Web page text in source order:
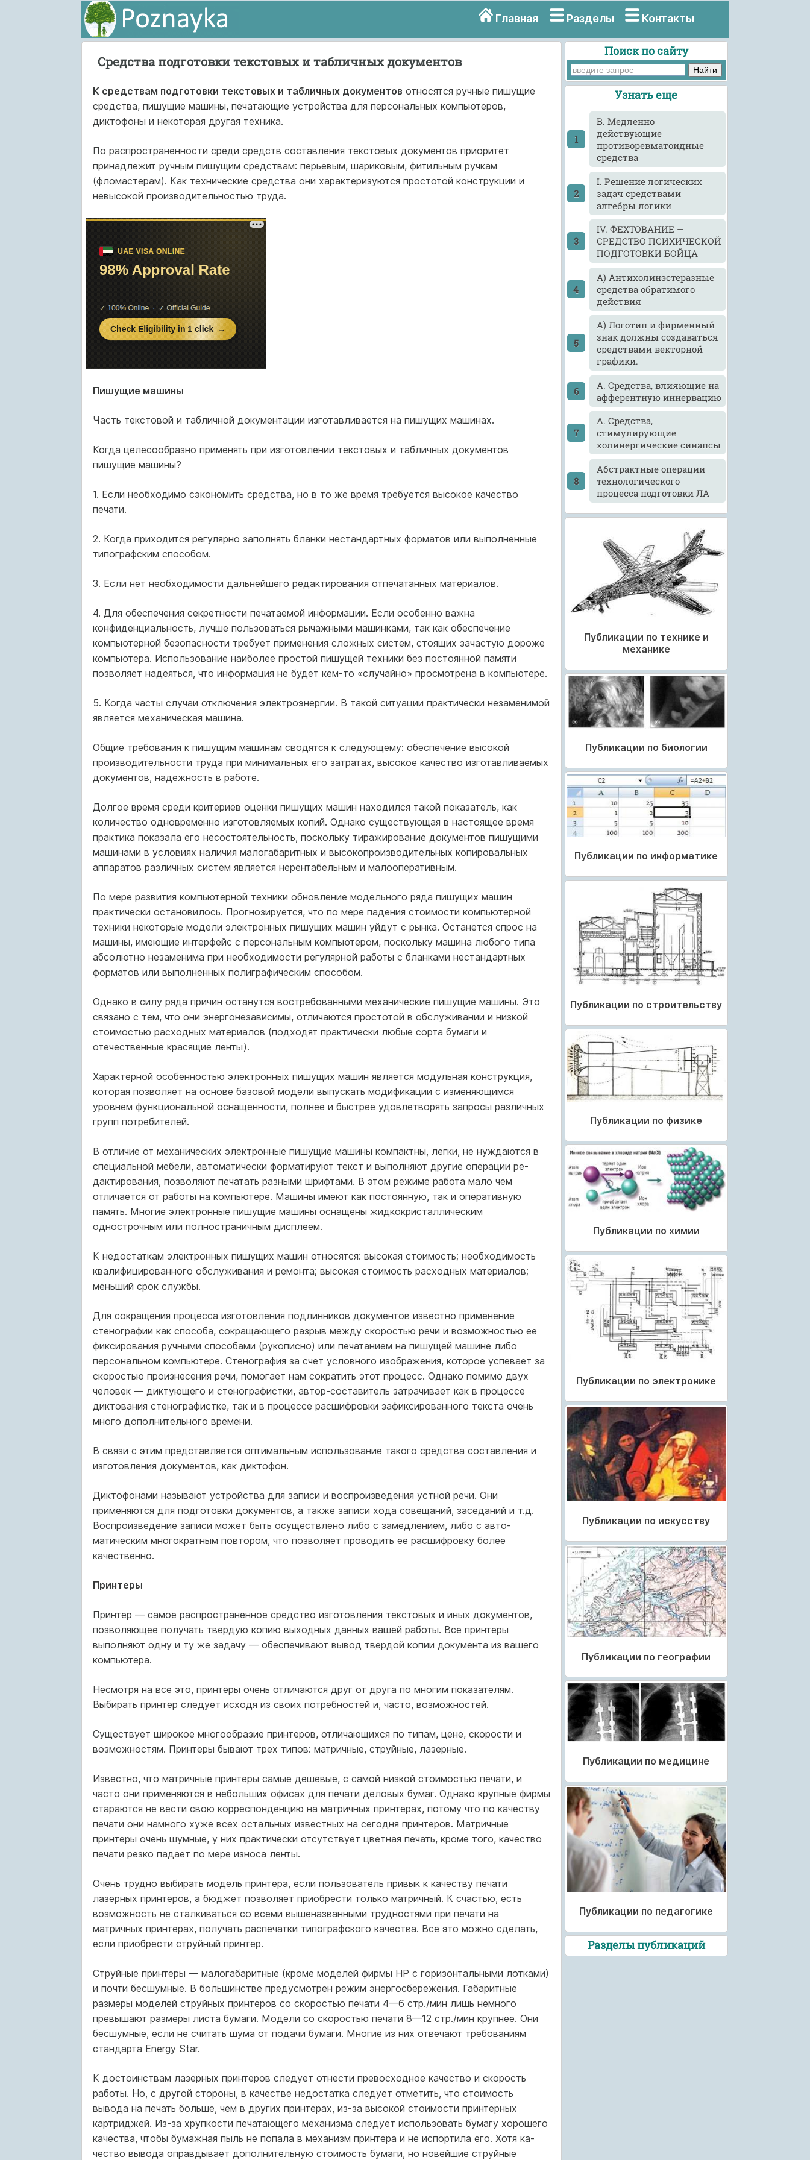
Главная Разделы Контакты
Средства подготовки текстовых и табличных документов
К средствам подготовки текстовых и табличных документов относятся ручные пишущие
средства, пишущие машины, печата­ющие устройства для персональных компьютеров,
диктофоны и некоторая другая техника.
По распространенности среди средств составления текстовых документов приоритет
принадлежит ручным пишущим средст­вам: перьевым, шариковым, фитильным ручкам
(фломастерам). Как технические средства они характеризуются простотой конст­рукции и
невысокой производительностью труда.
Пишущие машины
Часть текстовой и табличной документации изготавливается на пишущих машинах.
Когда целесообразно применять при изготовлении текстовых и табличных документов
пишущие машины?
1. Если необходимо сэкономить средства, но в то же время тре­буется высокое качество
печати.
2. Когда приходится регулярно заполнять бланки нестандарт­ных форматов или выполненные
типографским способом.
3. Если нет необходимости дальнейшего редактирования отпе­чатанных материалов.
4. Для обеспечения секретности печатаемой информации. Если особенно важна
конфиденциальность, лучше пользоваться ры­чажными машинками, так как обеспечение
компьютерной безопас­ности требует применения сложных систем, стоящих зачастую до­роже
компьютера. Использование наиболее простой пишущей тех­ники без постоянной памяти
позволяет надеяться, что информация не будет кем-то «случайно» просмотрена в компьютере.
5. Когда часты случаи отключения электроэнергии. В такой си­туации практически незаменимой
является механическая машина.
Общие требования к пишущим машинам сводятся к следующе­му: обеспечение высокой
производительности труда при мини­мальных его затратах, высокое качество изготавливаемых
доку­ментов, надежность в работе.
Долгое время среди критериев оценки пишущих машин нахо­дился такой показатель, как
количество одновременно изготовляе­мых копий. Однако существующая в настоящее время
практика показала его несостоятельность, поскольку тиражирование доку­ментов пишущими
машинами в условиях наличия малогабаритных и высокопроизводительных копировальных
аппаратов раз­личных систем является нерентабельным и малооперативным.
По мере развития компьютерной техники обновление модель­ного ряда пишущих машин
практически остановилось. Прогнози­руется, что по мере падения стоимости компьютерной
техники не­которые модели электронных пишущих машин уйдут с рынка. Останется спрос на
машины, имеющие интерфейс с персональным компьютером, поскольку машина любого типа
абсолютно незаме­нима при необходимости регулярной работы с бланками нестан­дартных
форматов или выполненных полиграфическим способом.
Однако в силу ряда причин останутся востребованными меха­нические пишущие машины. Это
связано с тем, что они энергонеза­висимы, отличаются простотой в обслуживании и низкой
стоимо­стью расходных материалов (подходят практически любые сорта бумаги и
отечественные красящие ленты).
Характерной особенностью электронных пишущих машин яв­ляется модульная конструкция,
которая позволяет на основе базо­вой модели выпускать модификации с изменяющимся
уровнем функциональной оснащенности, полнее и быстрее удовлетворять запросы различных
групп потребителей.
В отличие от механических электронные пишущие машины компактны, легки, не нуждаются в
специальной мебели, авто­матически форматируют текст и выполняют другие операции ре­
дактирования, позволяют печатать разными шрифтами. В этом ре­жиме работа мало чем
отличается от работы на компьютере. Ма­шины имеют как постоянную, так и оперативную
память. Многие электронные пишущие машины оснащены жидкокристалличе­ским
однострочным или полностраничным дисплеем.
К недостаткам электронных пишущих машин относятся: высо­кая стоимость; необходимость
квалифицированного обслуживания и ремонта; высокая стоимость расходных материалов;
меньший срок службы.
Для сокращения процесса изготовления подлинников докумен­тов известно применение
стенографии как способа, сокращающего разрыв между скоростью речи и возможностью ее
фиксирования ручными способами (рукописно) или печатанием на пишущей ма­шине либо
персональном компьютере. Стенография за счет услов­ного изображения, которое успевает за
скоростью произнесения речи, помогает нам сократить этот процесс. Однако помимо двух
человек — диктующего и стенографистки, автор-составитель за­трачивает как в процессе
диктования стенографистке, так и в про­цессе расшифровки зафиксированного текста очень
много допол­нительного времени.
В связи с этим представляется оптимальным использование тако­го средства составления и
изготовления документов, как диктофон.
Диктофонами называют устройства для записи и воспроизведе­ния устной речи. Они
применяются для подготовки документов, а также записи хода совещаний, заседаний и т.д.
Воспроизведение записи может быть осуществлено либо с замедлением, либо с авто­
матическим многократным повтором, что позволяет проводить ее расшифровку более
качественно.
Принтеры
Принтер — самое распространенное средство изготовления текстовых и иных документов,
позволяющее получать твердую ко­пию выходных данных вашей работы. Все принтеры
выполняют одну и ту же задачу — обеспечивают вывод твердой копии доку­мента из вашего
компьютера.
Несмотря на все это, принтеры очень отличаются друг от друга по многим показателям.
Выбирать принтер следует исходя из сво­их потребностей и, часто, возможностей.
Существует широкое многообразие принтеров, отличающихся по типам, цене, скорости и
возможностям. Принтеры бывают трех типов: матричные, струйные, лазерные.
Известно, что матричные принтеры самые дешевые, с самой низкой стоимостью печати, и
часто они применяются в небольших офисах для печати деловых бумаг. Однако крупные фирмы
стара­ются не вести свою корреспонденцию на матричных принтерах, потому что по качеству
печати они намного хуже всех остальных известных на сегодня принтеров. Матричные
принтеры очень шумные, у них практически отсутствует цветная печать, кроме того, качество
печати резко падает по мере износа ленты.
Очень трудно выбирать модель принтера, если пользователь привык к качеству печати
лазерных принтеров, а бюджет позволя­ет приобрести только матричный. К счастью, есть
возможность не сталкиваться со всеми вышеназванными трудностями при печати на
матричных принтерах, получать распечатки типографского ка­чества. Все это можно сделать,
если приобрести струйный принтер.
Струйные принтеры — малогабаритные (кроме моделей фирмы HP с горизонтальными лотками)
и почти бесшумные. В большинстве предусмотрен режим энергосбережения. Габаритные
размеры мо­делей струйных принтеров со скоростью печати 4—6 стр./мин лишь немного
превышают размеры листа бумаги. Модели со скоростью печати 8—12 стр./мин крупнее. Они
бесшумные, если не считать шума от подачи бумаги. Многие из них отвечают требованиям
стандарта Energy Star.
К достоинствам лазерных принтеров следует отнести превос­ходное качество и скорость
работы. Но, с другой стороны, в качест­ве недостатка следует отметить, что стоимость
вывода на печать больше, чем в других принтерах, из-за высокой стоимости прин­терных
картриджей. Из-за хрупкости печатающего механизма следует использовать бумагу хорошего
качества, чтобы бумажная пыль не попала в механизм принтера и не испортила его. Хотя ка­
чество вывода оправдывает дополнительную стоимость бумаги, но новейшие струйные
Поиск по сайту
Узнать еще
B. Медленно
действующие
противоревматоидные
средства
I. Решение логических
задач средствами
алгебры логики
IV. ФЕХТОВАНИЕ —
СРЕДСТВО ПСИХИЧЕСКОЙ
ПОДГОТОВКИ БОЙЦА
А) Антихолинэстеразные
средства обратимого
действия
А) Логотип и фирменный
знак должны создаваться
средствами векторной
графики.
А. Средства, влияющие на
афферентную иннервацию
А. Средства,
стимулирующие
холинергические синапсы
Абстрактные операции
технологического
процесса подготовки ЛА
Публикации по технике и
механике
Публикации по биологии
Публикации по информатике
Публикации по строительству
Публикации по физике
Публикации по химии
Публикации по электронике
Публикации по искусству
Публикации по географии
Публикации по медицине
Публикации по педагогике
Разделы публикаций